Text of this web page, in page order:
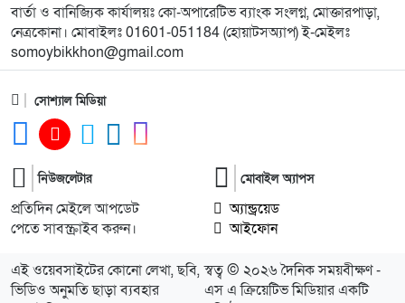
গফরগাঁওয়ে বেগম রাবেয়া মেমোরিয়াল বহুমুখী উচ্চ
বিদ্যালয়কে জাতীয়করণের দাবি
১২
লংগাইরে মোহাইমিনুল ইসলাম জনির সমর্থনে বিশাল
উঠান বৈঠক। যোগ্যতা ও নতুন নেতৃত্বের প্রতীক জনিই
১৩
মুন্সী ছাবির উদ্দিন আহ্ম্মদ ওয়াক্ ফ এস্টেট লামকাইন
জামে মসজিদের নতুন ব্যবস্থাপনা কমিটি গঠন:
১৪
পূর্বধলায় যে বিদ্যালয়ে পড়েছেন, সেই বিদ্যালয়েই এমপি
হিসেবে সংবর্ধিত মানসুরা আলম
১৫
বার্তা ও বানিজ্যিক কার্যালয়ঃ কো-অপারেটিভ ব্যাংক সংলগ্ন, মোক্তারপাড়া,
নেত্রকোনা। মোবাইলঃ 01601-051184 (হোয়াটসঅ্যাপ) ই-মেইলঃ
somoybikkhon@gmail.com
সোশ্যাল মিডিয়া
নিউজলেটার
প্রতিদিন মেইলে আপডেট
পেতে সাবস্ক্রাইব করুন।
মোবাইল অ্যাপস
অ্যান্ড্রয়েড
আইফোন
এই ওয়েবসাইটের কোনো লেখা, ছবি,
ভিডিও অনুমতি ছাড়া ব্যবহার
স্বত্ব © ২০২৬ দৈনিক সময়বীক্ষণ -
এস এ ক্রিয়েটিভ মিডিয়ার একটি